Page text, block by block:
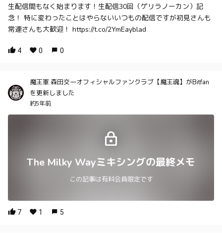
生配信間もなく始まります！生配信30回（ゲリラノーカン）記
念！ 特に変わったことはやらないいつもの配信ですが初見さんも
常連さんも大歓迎！ https://t.co/2YmEayblad
4 0 0
魔王軍 森田交一オフィシャルファンクラブ【魔王魂】がBitfan
を更新しました
約5年前
The Milky Wayミキシングの最終メモ
この記事は有料会員限定です
7 1 5